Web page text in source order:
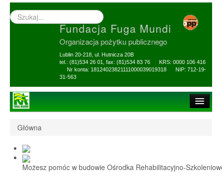
Wyszukiwarka
–
Fundacja Fuga Mundi
Organizacja pożytku publicznego
Lublin 20-218, ul. Hutnicza 20B
tel.: (81)534 26 01, fax: (81)534 83 76 KRS: 0000 106 416
Nr konta: 18124023821111000039019318 NIP: 712-19-
31-563
1,5% i darowizny
Nasi Beneficjenci
Główna
Możesz pomóc w budowie Ośrodka Rehabilitacyjno-